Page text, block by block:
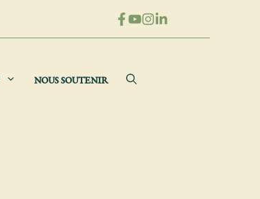
NOUS SOUTENIR